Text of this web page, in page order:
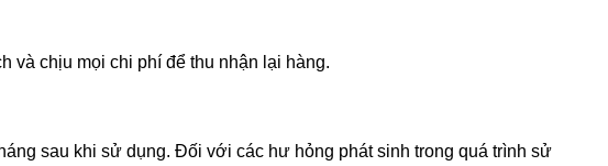
và chịu mọi chi phí để thu nhận lại hàng.
sau khi sử dụng. Đối với các hư hỏng phát sinh trong quá trình sử